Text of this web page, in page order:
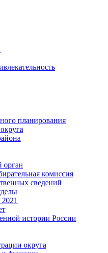
планирования
орган
комиссия
сведений
истории России
округа